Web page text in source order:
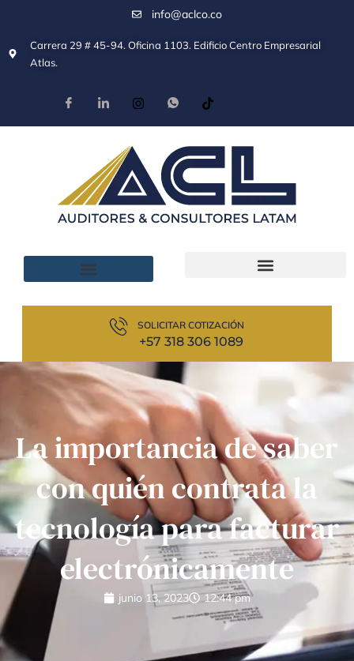
info@aclco.co
Carrera 29 # 45-94. Oficina 1103. Edificio Centro Empresarial
Atlas.
SOLICITAR COTIZACIÓN
+57 318 306 1089
La importancia de saber
con quién contrata la
tecnología para facturar
electrónicamente
junio 13, 2023 12:44 pm